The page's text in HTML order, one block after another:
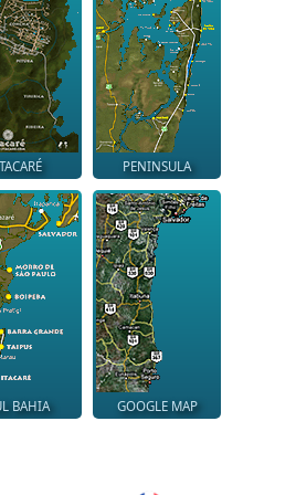
PENINSULA
BAHIA GOOGLE MAP